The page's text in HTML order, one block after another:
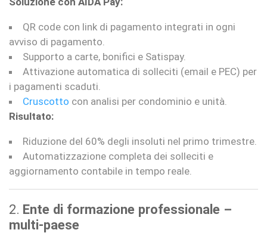
QR code con link di pagamento integrati in ogni
avviso di pagamento.
Supporto a carte, bonifici e Satispay.
Attivazione automatica di solleciti (email e PEC) per
i pagamenti scaduti.
Cruscotto con analisi per condominio e unità.
Risultato:
Riduzione del 60% degli insoluti nel primo trimestre.
Automatizzazione completa dei solleciti e
aggiornamento contabile in tempo reale.
2. Ente di formazione professionale –
multi-paese